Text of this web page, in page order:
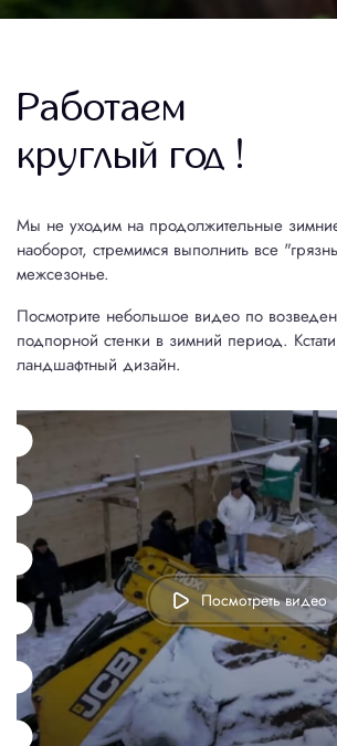
Работаем
круглый год !
Мы не уходим на продолжительные
наоборот, стремимся выполнить все
межсезонье.
Посмотрите небольшое видео по
подпорной стенки в зимний период.
ландшафтный дизайн.
Посмотреть видео